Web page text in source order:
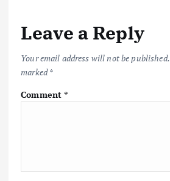
o
k
p
p k
Leave a Reply
Your email address will not be published.
marked*
Comment*